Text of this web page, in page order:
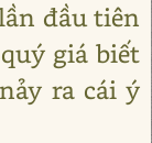
đầu tiên
giá biết
ra cái ý